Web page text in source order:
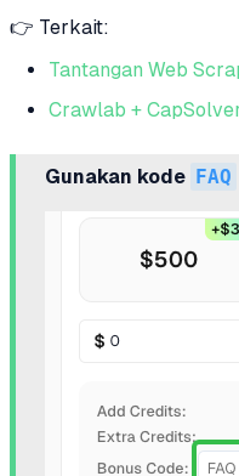
👉 Terkait:
Tantangan Web
Crawlab +
Gunakan kode FAQ